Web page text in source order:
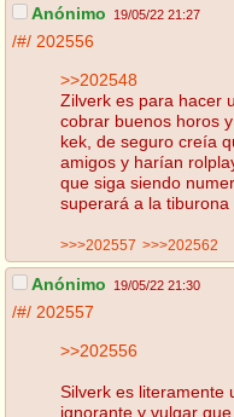
Anónimo 19/05/22 21:27
/#/ 202556
>>202548
Zilverk es para hacer
cobrar buenos horos
kek, de seguro creía
amigos y harían
que siga siendo
superará a la tiburona
>>>202557 >>>202562
Anónimo 19/05/22 21:30
/#/ 202557
>>202556
Silverk es literamente
ignorante y vulgar